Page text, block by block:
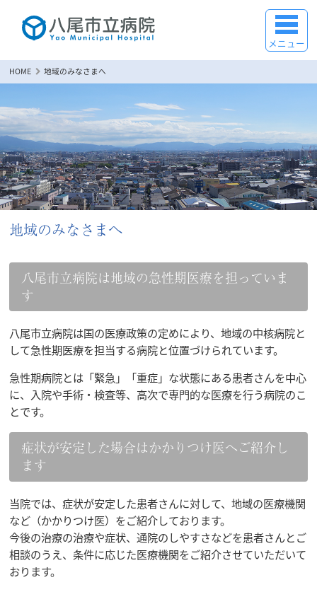
メニュー
HOME 地域のみなさまへ
地域のみなさまへ
八尾市立病院は地域の急性期医療を担っていま
す
八尾市立病院は国の医療政策の定めにより、地域の中核病院と
して急性期医療を担当する病院と位置づけられています。
急性期病院とは「緊急」「重症」な状態にある患者さんを中心
に、入院や手術・検査等、高次で専門的な医療を行う病院のこ
とです。
症状が安定した場合はかかりつけ医へご紹介し
ます
当院では、症状が安定した患者さんに対して、地域の医療機関
など（かかりつけ医）をご紹介しております。
今後の治療の治療や症状、通院のしやすさなどを患者さんとご
相談のうえ、条件に応じた医療機関をご紹介させていただいて
おります。